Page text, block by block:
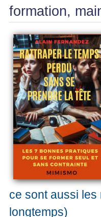
formation,
ce sont aussi
longtemps)